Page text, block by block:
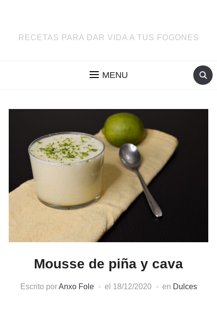
RECETAS PARA DAR VIDA A TUS FOGONES
MENU
Mousse de piña y cava
Escrito porAnxo Fole el 18/12/2020 en Dulces